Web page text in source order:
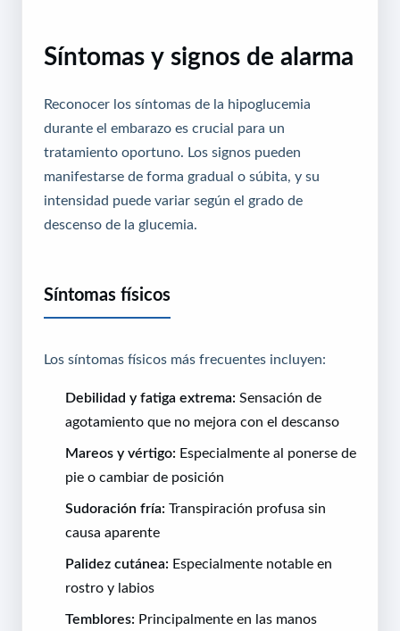
Síntomas y signos de alarma
Reconocer los síntomas de la hipoglucemia
durante el embarazo es crucial para un
tratamiento oportuno. Los signos pueden
manifestarse de forma gradual o súbita, y su
intensidad puede variar según el grado de
descenso de la glucemia.
Síntomas físicos
Los síntomas físicos más frecuentes incluyen:
Debilidad y fatiga extrema: Sensación de
agotamiento que no mejora con el descanso
Mareos y vértigo: Especialmente al ponerse de
pie o cambiar de posición
Sudoración fría: Transpiración profusa sin
causa aparente
Palidez cutánea: Especialmente notable en
rostro y labios
Temblores: Principalmente en las manos